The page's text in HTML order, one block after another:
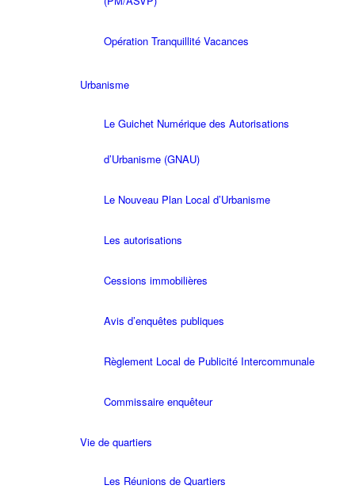
Opération Tranquillité Vacances
Urbanisme
Le Guichet Numérique des Autorisations
d’Urbanisme (GNAU)
Le Nouveau Plan Local d’Urbanisme
Les autorisations
Cessions immobilières
Avis d’enquêtes publiques
Règlement Local de Publicité Intercommunale
Commissaire enquêteur
Vie de quartiers
Les Réunions de Quartiers